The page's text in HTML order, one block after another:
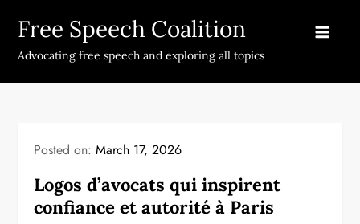
content
Free Speech Coalition
Advocating free speech and exploring all topics
Posted on:March 17, 2026
Logos d’avocats qui inspirent
confiance et autorité à Paris